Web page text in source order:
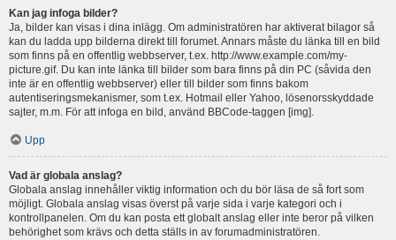
Kan jag infoga bilder?
Ja, bilder kan visas i dina inlägg. Om administratören har aktiverat bilagor så
kan du ladda upp bilderna direkt till forumet. Annars måste du länka till en bild
som finns på en offentlig webbserver, t.ex. http://www.example.com/my-
picture.gif. Du kan inte länka till bilder som bara finns på din PC (såvida den
inte är en offentlig webbserver) eller till bilder som finns bakom
autentiseringsmekanismer, som t.ex. Hotmail eller Yahoo, lösenorsskyddade
sajter, m.m. För att infoga en bild, använd BBCode-taggen [img].
Upp
Vad är globala anslag?
Globala anslag innehåller viktig information och du bör läsa de så fort som
möjligt. Globala anslag visas överst på varje sida i varje kategori och i
kontrollpanelen. Om du kan posta ett globalt anslag eller inte beror på vilken
behörighet som krävs och detta ställs in av forumadministratören.